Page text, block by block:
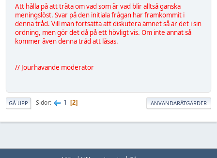
Att hålla på att träta om vad som är vad blir alltså ganska
meningslöst. Svar på den initiala frågan har framkommit i
denna tråd. Vill man fortsätta att diskutera ämnet så är det i sin
ordning, men gör det då på ett hövligt vis. Om inte annat så
kommer även denna tråd att låsas.
// Jourhavande moderator
GÅ UPP Sidor 1 2 ANVÄNDARÅTGÄRDER